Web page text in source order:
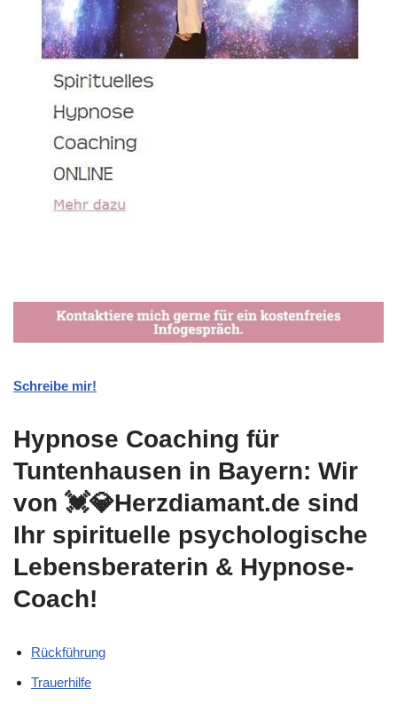
Schreibe mir!
Hypnose Coaching für
Tuntenhausen in Bayern: Wir
von 💓️💎Herzdiamant.de sind
Ihr spirituelle psychologische
Lebensberaterin & Hypnose-
Coach!
Rückführung
Trauerhilfe